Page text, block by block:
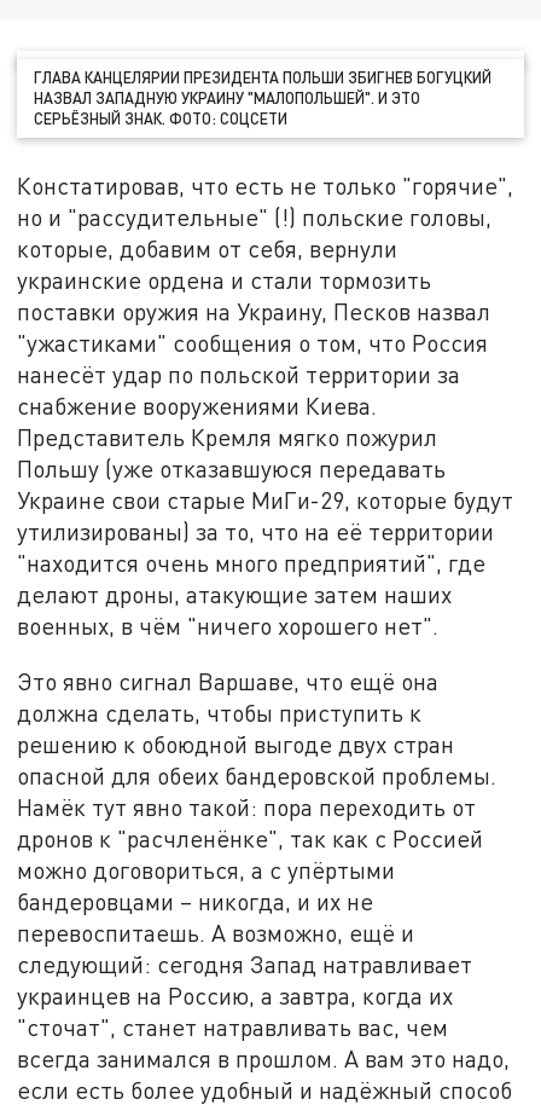
ГЛАВА КАНЦЕЛЯРИИ ПРЕЗИДЕНТА ПОЛЬШИ ЗБИГНЕВ БОГУЦКИЙ
НАЗВАЛ ЗАПАДНУЮ УКРАИНУ "МАЛОПОЛЬШЕЙ". И ЭТО
СЕРЬЁЗНЫЙ ЗНАК. ФОТО: СОЦСЕТИ
Констатировав, что есть не только "горячие",
но и "рассудительные" (!) польские головы,
которые, добавим от себя, вернули
украинские ордена и стали тормозить
поставки оружия на Украину, Песков назвал
"ужастиками" сообщения о том, что Россия
нанесёт удар по польской территории за
снабжение вооружениями Киева.
Представитель Кремля мягко пожурил
Польшу (уже отказавшуюся передавать
Украине свои старые МиГи-29, которые будут
утилизированы) за то, что на её территории
"находится очень много предприятий", где
делают дроны, атакующие затем наших
военных, в чём "ничего хорошего нет".
Это явно сигнал Варшаве, что ещё она
должна сделать, чтобы приступить к
решению к обоюдной выгоде двух стран
опасной для обеих бандеровской проблемы.
Намёк тут явно такой: пора переходить от
дронов к "расчленёнке", так как с Россией
можно договориться, а с упёртыми
бандеровцами – никогда, и их не
перевоспитаешь. А возможно, ещё и
следующий: сегодня Запад натравливает
украинцев на Россию, а завтра, когда их
"сточат", станет натравливать вас, чем
всегда занимался в прошлом. А вам это надо,
если есть более удобный и надёжный способ